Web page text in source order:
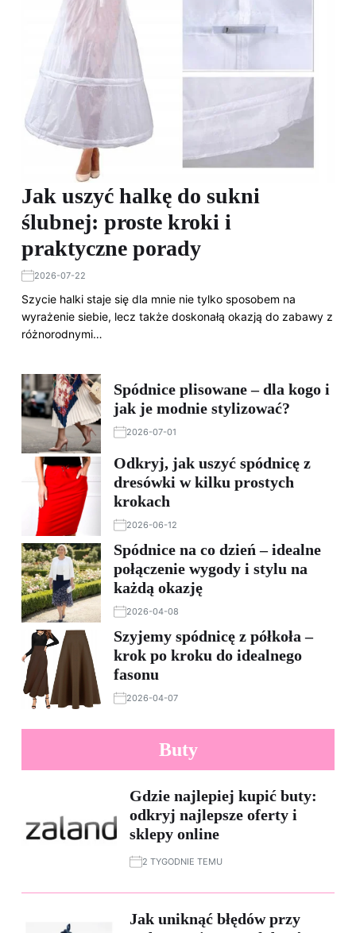
Jak uszyć halkę do sukni
ślubnej: proste kroki i
praktyczne porady
2026-07-22
Szycie halki staje się dla mnie nie tylko sposobem na
wyrażenie siebie, lecz także doskonałą okazją do zabawy z
różnorodnymi…
Spódnice plisowane – dla kogo i
jak je modnie stylizować?
2026-07-01
Odkryj, jak uszyć spódnicę z
dresówki w kilku prostych
krokach
2026-06-12
Spódnice na co dzień – idealne
połączenie wygody i stylu na
każdą okazję
2026-04-08
Szyjemy spódnicę z półkoła –
krok po kroku do idealnego
fasonu
2026-04-07
Buty
Gdzie najlepiej kupić buty:
odkryj najlepsze oferty i
sklepy online
2 TYGODNIE TEMU
Jak uniknąć błędów przy